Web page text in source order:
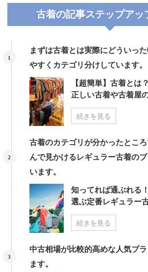
古着の記事ステップアッ
まずは古着とは実際にどういっ
やすくカテゴリ分けしています。
【超簡単】古着とは
正しい古着や古着屋
続きを見る
古着のカテゴリが分かったとこ
んで見かけるレギュラー古着の
います。
知ってれば通ぶれる
選ぶ定番レギュラー
続きを見る
中古相場が比較的高めな人気ブ
ます。